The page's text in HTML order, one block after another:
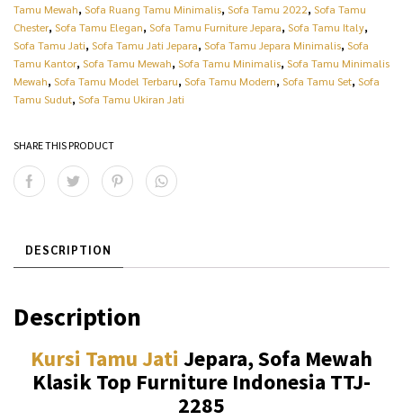
:
R
p
3
.
0
0
0
.
p
3
0
Tamu Mewah, Sofa Ruang Tamu Minimalis, Sofa Tamu 2022, Sofa Tamu
Chester, Sofa Tamu Elegan, Sofa Tamu Furniture Jepara, Sofa Tamu Italy,
Sofa Tamu Jati, Sofa Tamu Jati Jepara, Sofa Tamu Jepara Minimalis, Sofa
Tamu Kantor, Sofa Tamu Mewah, Sofa Tamu Minimalis, Sofa Tamu Minimalis
Mewah, Sofa Tamu Model Terbaru, Sofa Tamu Modern, Sofa Tamu Set, Sofa
Tamu Sudut, Sofa Tamu Ukiran Jati
SHARE THIS PRODUCT
DESCRIPTION
Description
Kursi Tamu Jati Jepara, Sofa Mewah
Klasik Top Furniture Indonesia TTJ-
2285